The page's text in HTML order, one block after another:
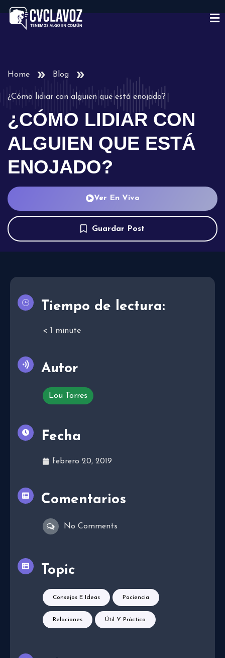
Home Blog
¿Cómo lidiar con alguien que está enojado?
¿CÓMO LIDIAR CON
ALGUIEN QUE ESTÁ
ENOJADO?
Ver En Vivo
Guardar Post
Tiempo de lectura:
< 1 minute
Autor
Lou Torres
Fecha
febrero 20, 2019
Comentarios
No Comments
Topic
Consejos E Ideas Paciencia
Relaciones Útil Y Práctico